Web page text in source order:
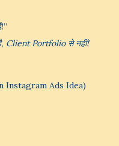
Client Portfolio से नहीं!
Instagram Ads Idea)